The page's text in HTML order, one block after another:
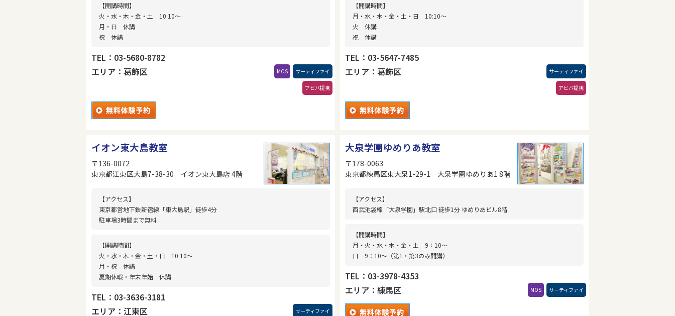
【開講時間】
火・水・木・金・土 10:10〜
月・日 休講
祝 休講
TEL：03-5680-8782
エリア：葛飾区
サーティファイ
MOS
アビバ提携
【開講時間】
月・水・木・金・土・日 10:10〜
火 休講
祝 休講
TEL：03-5647-7485
エリア：葛飾区
サーティファイ
アビバ提携
イオン東大島教室
〒136-0072
東京都江東区大島7-38-30 イオン東大島店 4階
【アクセス】
東京都営地下鉄新宿線「東大島駅」徒歩4分
駐車場3時間まで無料
【開講時間】
火・水・木・金・土・日 10:10〜
月・祝 休講
夏期休暇・年末年始 休講
TEL：03-3636-3181
エリア：江東区
サーティファイ
大泉学園ゆめりあ教室
〒178-0063
東京都練馬区東大泉1-29-1 大泉学園ゆめりあ1 8階
【アクセス】
西武池袋線「大泉学園」駅北口 徒歩1分 ゆめりあビル8階
【開講時間】
月・火・水・木・金・土 9：10〜
日 9：10〜（第1・第3のみ開講）
TEL：03-3978-4353
エリア：練馬区
サーティファイ
MOS